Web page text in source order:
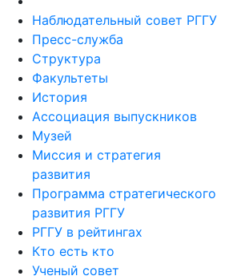
Пресс-служба
Структура
Факультеты
История
Ассоциация выпускников
Музей
Миссия и стратегия
развития
Программа стратегического
развития РГГУ
РГГУ в рейтингах
Кто есть кто
Ученый совет
Работникам